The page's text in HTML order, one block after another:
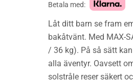
Betala med:
Låt ditt barn se fram
bakåtvänt. Med MAX-
/ 36 kg). På så sätt
alla äventyr. Oavsett
solstråle reser säkert